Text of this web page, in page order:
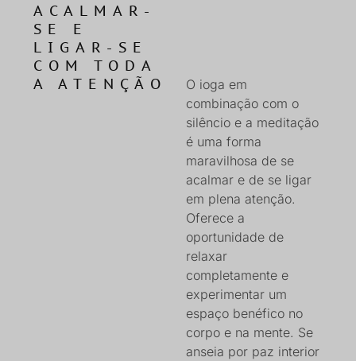
ACALMAR-
SE E
LIGAR-SE
COM TODA
A ATENÇÃO
O ioga em
combinação com o
silêncio e a meditação
é uma forma
maravilhosa de se
acalmar e de se ligar
em plena atenção.
Oferece a
oportunidade de
relaxar
completamente e
experimentar um
espaço benéfico no
corpo e na mente. Se
anseia por paz interior